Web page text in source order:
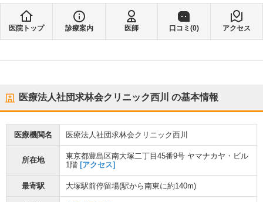
医院トップ 診療案内 医師 口コミ(0) アクセス
医療法人社団求林会クリニック西川 の基本情報
医療機関名 医療法人社団求林会クリニック西川
所在地
東京都豊島区南大塚二丁目45番9号 ヤマナカヤ・ビル
1階 [アクセス]
最寄駅 大塚駅前停留場(駅から南東に約140m)